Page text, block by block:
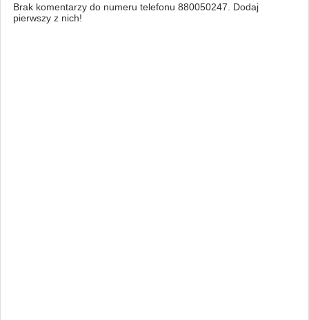
Brak komentarzy do numeru telefonu 880050247. Dodaj
pierwszy z nich!